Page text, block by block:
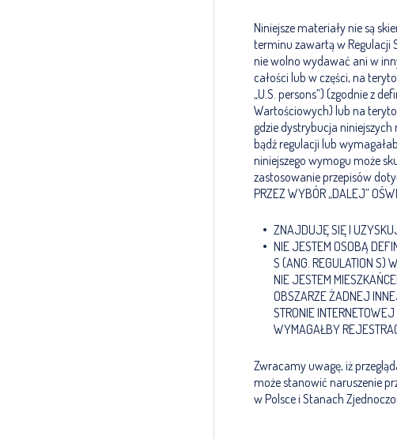
Niniejsze materiały nie są
terminu zawartą w Regulacji
nie wolno wydawać ani w
całości lub w części, na
„U.S. persons”) (zgodnie z
Wartościowych) lub na
gdzie dystrybucja
bądź regulacji lub
niniejszego wymogu może
zastosowanie przepisów
PRZEZ WYBÓR „DALEJ”
ZNAJDUJĘ SIĘ I
NIE JESTEM OSOBĄ
S (ANG. REGULATION S)
NIE JESTEM
OBSZARZE ŻADNEJ
STRONIE
WYMAGAŁBY
Zwracamy uwagę, iż
może stanowić naruszenie
w Polsce i Stanach